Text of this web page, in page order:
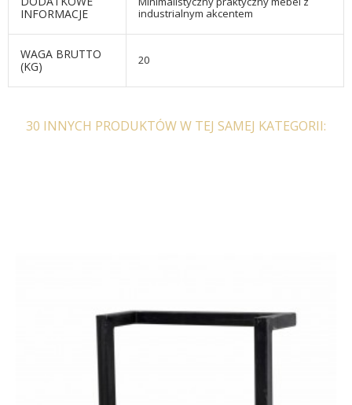
INFORMACJE
industrialnym akcentem
WAGA BRUTTO
(KG)
20
REGAŁ SEAFORD -
CM DZIKI DĄB
30 INNYCH PRODUKTÓW W TEJ SAMEJ KATEGORII: